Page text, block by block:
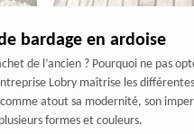
bardage en ardoise
de l’ancien ? Pourquoi ne pas
Lobry maîtrise les
atout sa modernité, son
formes et couleurs.